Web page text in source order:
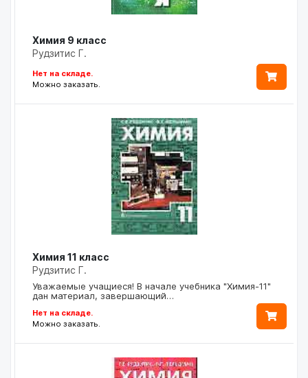
Химия 9 класс
Рудзитис Г.
Нет на складе.
Можно заказать.
Химия 11 класс
Рудзитис Г.
Уважаемые учащиеся! В начале учебника "Химия-11"
дан материал, завершающий…
Нет на складе.
Можно заказать.